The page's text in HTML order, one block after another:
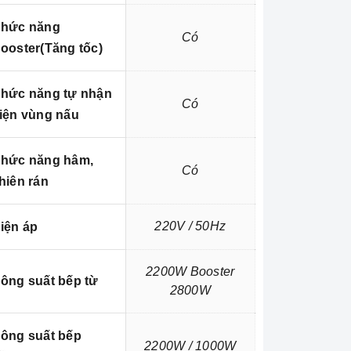
năng
tốc)
Có
năng tự nhận
vùng nấu
Có
năng hâm,
rán
Có
áp 220V / 50Hz
suất bếp từ
2200W Booster
2800W
suất bếp
2200W / 1000W